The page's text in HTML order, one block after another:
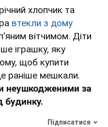
хлопчик та
втекли з дому
вітчимом. Діти
іграшку, яку
щоб купити
раніше мешкали.
неушкодженими за
будинку.
Підписатися